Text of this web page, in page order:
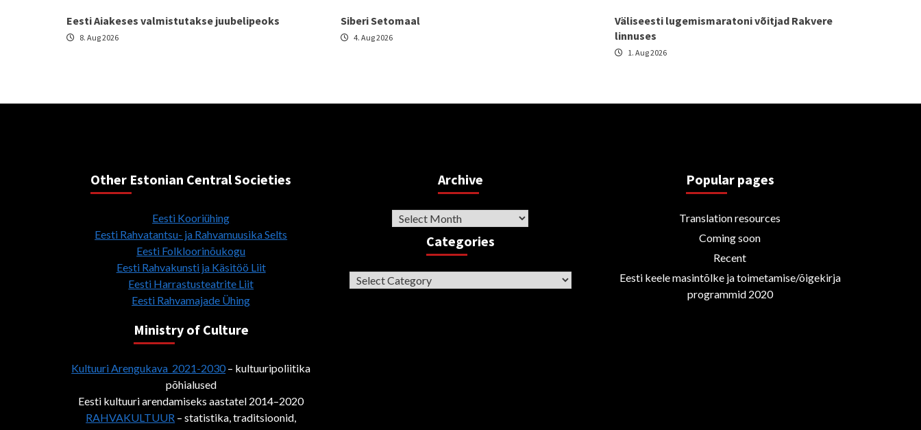
Eesti Aiakeses valmistutakse juubelipeoks
8. Aug 2026
Siberi Setomaal
4. Aug 2026
Väliseesti lugemismaratoni võitjad Rakvere
linnuses
1. Aug 2026
Other Estonian Central Societies
Eesti Kooriühing
Eesti Rahvatantsu- ja Rahvamuusika Selts
Eesti Folkloorinõukogu
Eesti Rahvakunsti ja Käsitöö Liit
Eesti Harrastusteatrite Liit
Eesti Rahvamajade Ühing
Ministry of Culture
Kultuuri Arengukava 2021-2030– kultuuripoliitika
põhialused
Eesti kultuuri arendamiseks aastatel 2014–2020
RAHVAKULTUUR – statistika, traditsioonid,
Archive
Archive
Categories
Categories
Popular pages
Translation resources
Coming soon
Recent
Eesti keele masintõlke ja toimetamise/õigekirja
programmid 2020